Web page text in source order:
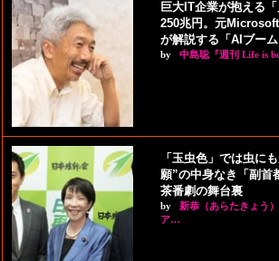
巨大IT企業が抱える
250兆円。元
が解説する「AIブー
by 中島聡『週刊 Life is
「玉虫色」では虫に
願”の中身なき「副首
茶番劇の舞台裏
by
新恭（あらたきょう
ア…